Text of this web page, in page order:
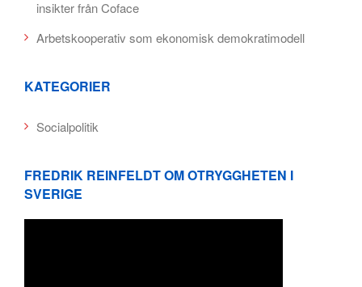
insikter från Coface
Arbetskooperativ som ekonomisk demokratimodell
KATEGORIER
Socialpolitik
FREDRIK REINFELDT OM OTRYGGHETEN I
SVERIGE